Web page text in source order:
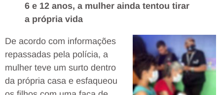
6 e 12 anos, a mulher ainda tentou tirar
a própria vida
De acordo com informações
repassadas pela polícia, a
mulher teve um surto dentro
da própria casa e esfaqueou